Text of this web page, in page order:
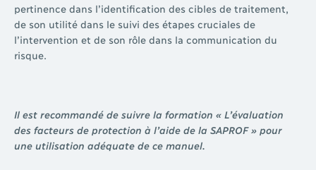
pertinence dans l’identification des cibles de traitement,
de son utilité dans le suivi des étapes cruciales de
l’intervention et de son rôle dans la communication du
risque.
Il est recommandé de suivre la formation « L’évaluation
des facteurs de protection à l’aide de la SAPROF » pour
une utilisation adéquate de ce manuel.